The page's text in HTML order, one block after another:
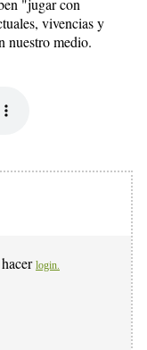
"jugar con
vivencias y
nuestro medio.
login.